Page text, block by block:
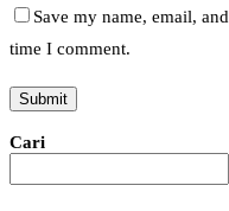
Save my name, email,
time I comment.
Cari